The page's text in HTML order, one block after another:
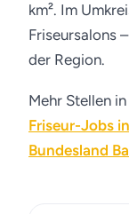
km². Im
Friseursalons
der Region.
Mehr Stellen
Friseur-Jobs
Bundesland